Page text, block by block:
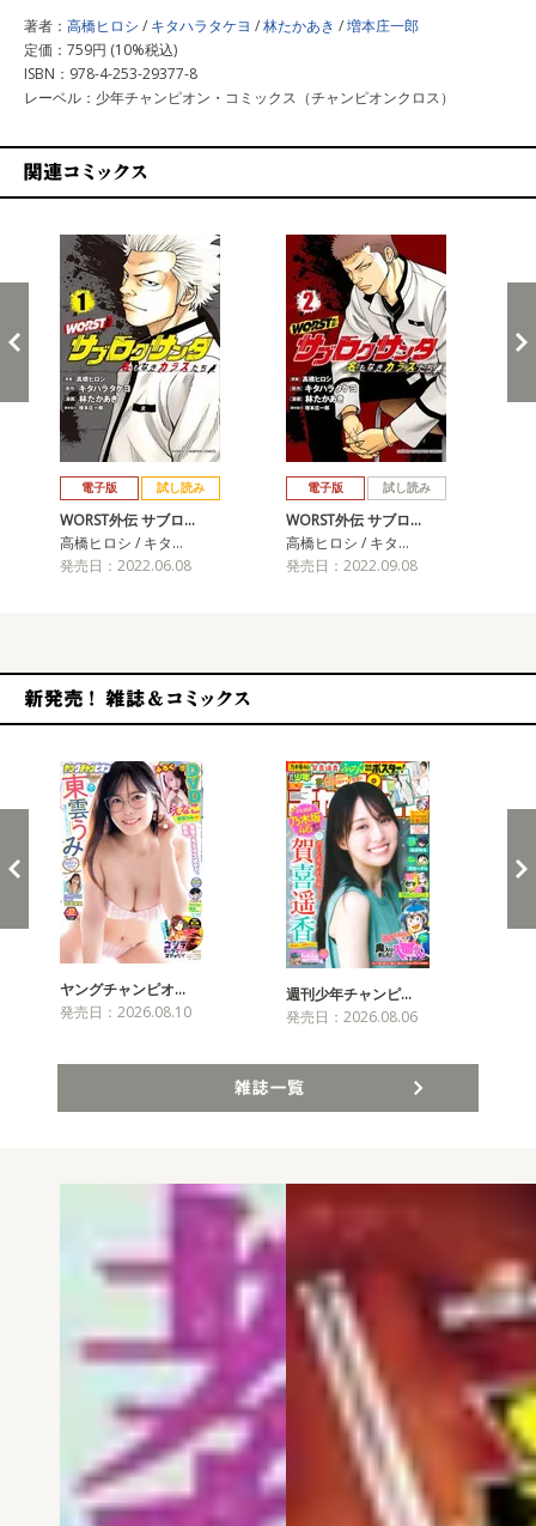
著者： 高橋ヒロシ / キタハラタケヨ /林たかあき /増本庄一郎
定価：759円 (10%税込)
ISBN：978-4-253-29377-8
レーベル：少年チャンピオン・コミックス（チャンピオンクロス）
電子版 試し読み
WORST外伝 サブロ…
高橋ヒロシ / キタ…
発売日：2022.06.08
電子版 試し読み
WORST外伝 サブロ…
高橋ヒロシ / キタ…
発売日：2022.09.08
ヤングチャンピオ…
発売日：2026.08.10
週刊少年チャンピ…
発売日：2026.08.06